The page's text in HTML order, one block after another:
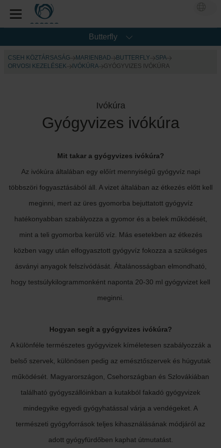
Butterfly
CSEH KÖZTÁRSASÁG MARIENBAD BUTTERFLY
SPA
ORVOSI KEZELÉSEK
IVÓKÚRA GYÓGYVIZES IVÓKÚRA
Ivókúra
Gyógyvizes ivókúra
Mit takar a gyógyvizes ivókúra?
Az ivókúra általában egy előírt mennyiségű gyógyvíz napi
többszöri fogyasztásából áll. A vizet általában az étkezés előtt kell
meginni, mert az üres gyomorba bejuttatott gyógyvíz
hatékonyabban szabályozza a gyomor és a belek működését,
mint a teli gyomorba kerülő víz. Más esetekben az étkezés
közben vagy után elfogyasztott gyógyvíz fokozza a szükséges
ásványi anyagok felszívódását. Általánosságban elmondható,
hogy testsúlykilogrammonként naponta 20-30 ml gyógyvizet kell
meginni.
Hogyan segít a gyógyvizes ivókúra?
A különféle természetes gyógyvizek kíméletesen szabályozzák a
belső szervek, különösen pedig az emésztőszervek és húgyutak
működését. Magyarországon, Csehországban és Szlovákiában
található gyógyszállóinkban a kutakból fakadó gyógyvizek
mindegyike egyedi gyógyhatással várja a vendégeket. A
természeti gyógyforrások teljes kihasználásának módjáról az
adott gyógyfürdőben kaphat útmutatást.